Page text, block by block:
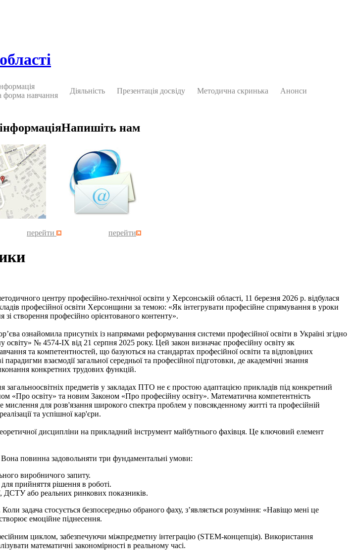
форма навчання
Діяльність Презентація досвіду Методична скринька
Анонси
перейти
Напишіть нам
перейти
центру професійно-технічної освіти у Херсонській області, 11 березня 2026 р. відбулася
професійної освіти Херсонщини за темою: «Як інтегрувати професійне спрямування в уроки
зі створення професійно орієнтованого контенту».
присутніх із напрямами реформування системи професійної освіти в Україні згідно
№ 4574-IX від 21 серпня 2025 року. Цей закон визначає професійну освіту як
та компетентностей, що базуються на стандартах професійної освіти та відповідних
взаємодії загальної середньої та професійної підготовки, де академічні знання
конкретних трудових функцій.
предметів у закладах ПТО не є простою адаптацією прикладів під конкретний
«Про освіту» та новим Законом «Про професійну освіту». Математична компетентність
мислення для розв'язання широкого спектра проблем у повсякденному житті та професійній
та успішної кар'єри.
дисципліни на прикладний інструмент майбутнього фахівця. Це ключовий елемент
повинна задовольняти три фундаментальні умови:
виробничого запиту.
прийняття рішення в роботі.
ДСТУ або реальних ринкових показників.
стосується безпосередньо обраного фаху, з’являється розуміння: «Навіщо мені це
емоційне піднесення.
циклом, забезпечуючи міжпредметну інтеграцію (STEM-концепція). Використання
математичні закономірності в реальному часі.